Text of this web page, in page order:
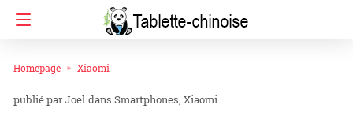
Homepage Xiaomi
Joel dans Smartphones Xiaomi